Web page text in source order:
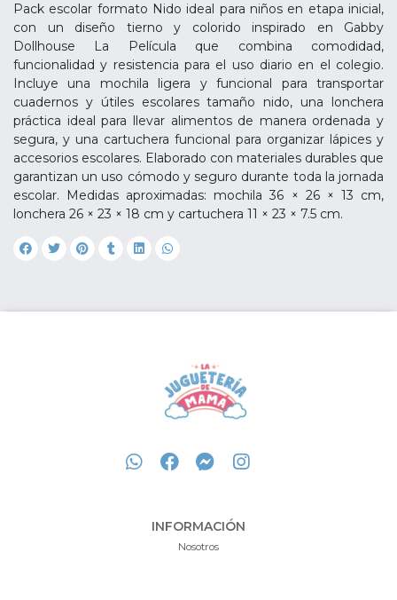
Pack escolar formato Nido ideal para niños en etapa inicial,
con un diseño tierno y colorido inspirado en Gabby
Dollhouse La Película que combina comodidad,
funcionalidad y resistencia para el uso diario en el colegio.
Incluye una mochila ligera y funcional para transportar
cuadernos y útiles escolares tamaño nido, una lonchera
práctica ideal para llevar alimentos de manera ordenada y
segura, y una cartuchera funcional para organizar lápices y
accesorios escolares. Elaborado con materiales durables que
garantizan un uso cómodo y seguro durante toda la jornada
escolar. Medidas aproximadas: mochila 36 × 26 × 13 cm,
lonchera 26 × 23 × 18 cm y cartuchera 11 × 23 × 7.5 cm.
INFORMACIÓN
Nosotros